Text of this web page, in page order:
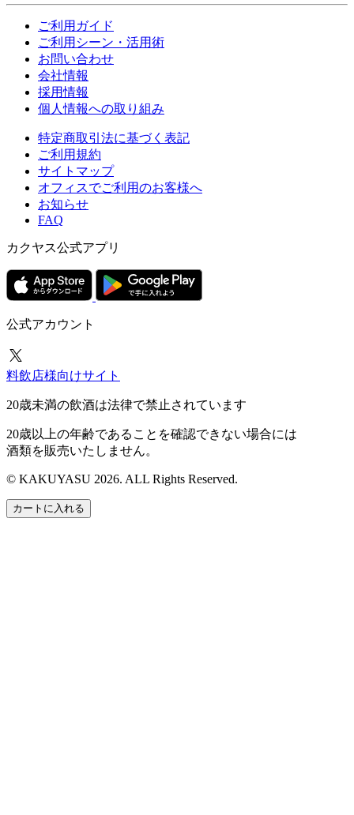
ご利用ガイド
ご利用シーン・活用術
お問い合わせ
会社情報
採用情報
個人情報への取り組み
特定商取引法に基づく表記
ご利用規約
サイトマップ
オフィスでご利用のお客様へ
お知らせ
FAQ
カクヤス公式アプリ
公式アカウント
料飲店様向けサイト
20歳未満の飲酒は法律で禁止されています
20歳以上の年齢であることを確認できない場合には
酒類を販売いたしません。
© KAKUYASU 2026. ALL Rights Reserved.
カートに入れる